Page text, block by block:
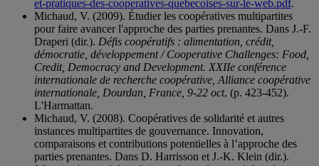
et-pratiques-des-cooperatives-quebecoises-sur-le-web.pdf.
Michaud, V. (2009). Étudier les coopératives multipartites
pour faire avancer l'approche des parties prenantes. Dans J.-F.
Draperi (dir.). Défis coopératifs : alimentation, crédit,
démocratie, développement / Cooperative Challenges: Food,
Credit, Democracy and Development. XXIIe conférence
internationale de recherche coopérative, Alliance coopérative
internationale, Dourdan, France, 9-22 oct, (p. 423-452).
L'Harmattan.
Michaud, V. (2008). Coopératives de solidarité et autres
instances multipartites de gouvernance. Innovation,
comparaisons et contributions potentielles à l’approche des
parties prenantes. Dans D. Harrisson et J.-K. Klein (dir.).